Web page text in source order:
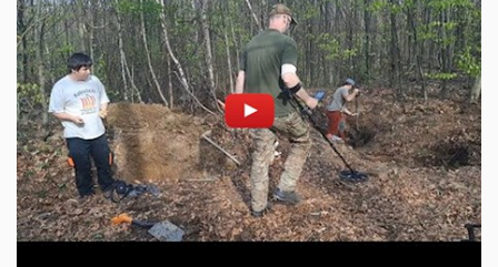
Povolit cookies a přehrát
Otevřít na youtube.com